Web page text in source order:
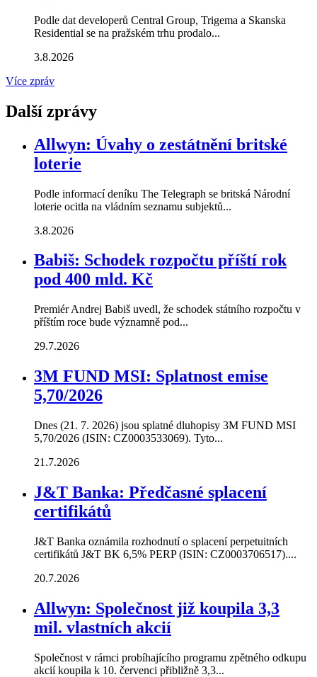
Podle dat developerů Central Group, Trigema a Skanska
Residential se na pražském trhu prodalo...
3.8.2026
Více zpráv
Další zprávy
Allwyn: Úvahy o zestátnění britské
loterie
Podle informací deníku The Telegraph se britská Národní
loterie ocitla na vládním seznamu subjektů...
3.8.2026
Babiš: Schodek rozpočtu příští rok
pod 400 mld. Kč
Premiér Andrej Babiš uvedl, že schodek státního rozpočtu v
příštím roce bude významně pod...
29.7.2026
3M FUND MSI: Splatnost emise
5,70/2026
Dnes (21. 7. 2026) jsou splatné dluhopisy 3M FUND MSI
5,70/2026 (ISIN: CZ0003533069). Tyto...
21.7.2026
J&T Banka: Předčasné splacení
certifikátů
J&T Banka oznámila rozhodnutí o splacení perpetuitních
certifikátů J&T BK 6,5% PERP (ISIN: CZ0003706517)....
20.7.2026
Allwyn: Společnost již koupila 3,3
mil. vlastních akcií
Společnost v rámci probíhajícího programu zpětného odkupu
akcií koupila k 10. červenci přibližně 3,3...